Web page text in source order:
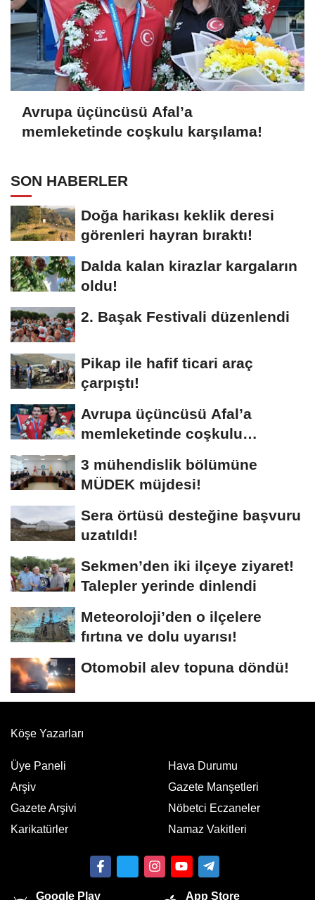
Avrupa üçüncüsü Afal’a
memleketinde coşkulu karşılama!
SON HABERLER
Doğa harikası keklik deresi
görenleri hayran bıraktı!
Dalda kalan kirazlar kargaların
oldu!
2. Başak Festivali düzenlendi
Pikap ile hafif ticari araç
çarpıştı!
Avrupa üçüncüsü Afal’a
memleketinde coşkulu
3 mühendislik bölümüne
MÜDEK müjdesi!
Sera örtüsü desteğine başvuru
uzatıldı!
Sekmen’den iki ilçeye ziyaret!
Talepler yerinde dinlendi
Meteoroloji’den o ilçelere
fırtına ve dolu uyarısı!
Otomobil alev topuna döndü!
Köşe Yazarları
Üye Paneli
Arşiv
Gazete Arşivi
Karikatürler
Hava Durumu
Gazete Manşetleri
Nöbetci Eczaneler
Namaz Vakitleri
Google Play App Store